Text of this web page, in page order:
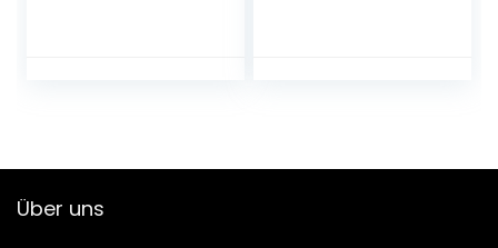
houtbewerking
stuks
lassen
Über uns